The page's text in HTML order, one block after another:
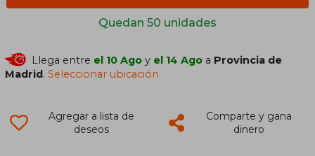
Quedan 50 unidades
Llega entre el 10 Ago y el 14 Ago a Provincia de
Madrid.Seleccionar ubicación
Agregar a lista de
deseos
Comparte y gana
dinero